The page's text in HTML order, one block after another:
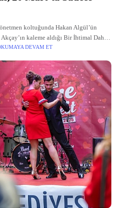
koltuğunda Hakan Algül’ün
kaleme aldığı Bir İhtimal Daha
bir maceraya davet ediyor.
DEVAM ET